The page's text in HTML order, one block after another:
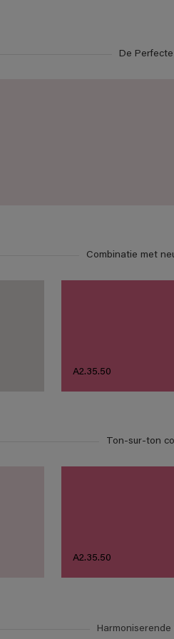
De
Combinatie met
A2.35.50
Ton-sur-ton
A2.35.50